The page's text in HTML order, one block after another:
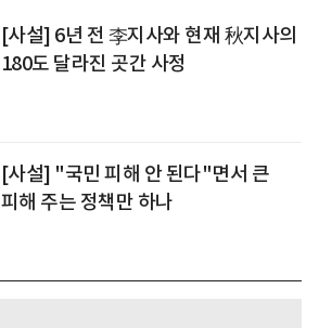
[사설] 6년 전 李지사와 현재 秋지사의
180도 달라진 곳간 사정
[사설] "국민 피해 안 된다"면서 큰
피해 주는 정책만 하나